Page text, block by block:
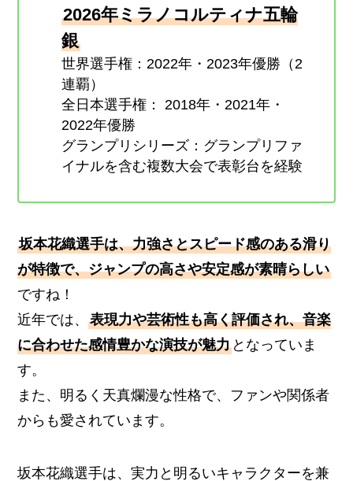
2026年ミラノコルティナ五輪
銀
世界選手権：2022年・2023年優勝（2
連覇）
全日本選手権： 2018年・2021年・
2022年優勝
グランプリシリーズ：グランプリファ
イナルを含む複数大会で表彰台を経験
坂本花織選手は、力強さとスピード感のある滑り
が特徴で、ジャンプの高さや安定感が素晴らしい
ですね！
近年では、表現力や芸術性も高く評価され、音楽
に合わせた感情豊かな演技が魅力 となっていま
す。
また、明るく天真爛漫な性格で、ファンや関係者
からも愛されています。
坂本花織選手は、実力と明るいキャラクターを兼